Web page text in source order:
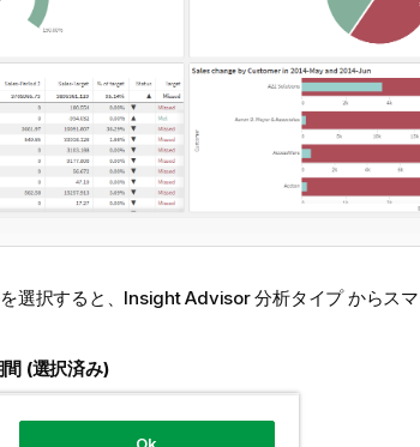
選択すると、 Insight Advisor 分析タイプからス
(選択済み)